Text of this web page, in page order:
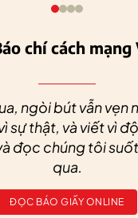
chí cách
ngòi bút vẫn vẹn
sự thật, và viết vì
đọc chúng tôi
qua.
ĐỌC BÁO GIẤY ONLINE